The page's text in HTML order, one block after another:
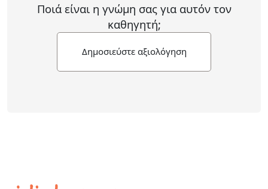
Ποιά είναι η γνώμη σας για αυτόν τον
καθηγητή;
Δημοσιεύστε αξιολόγηση